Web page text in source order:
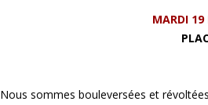
MARDI 19
Nous sommes bouleversées et